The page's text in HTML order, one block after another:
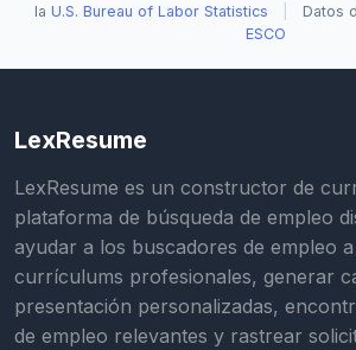
la U.S. Bureau of Labor Statistics
Datos
ESCO
LexResume
LexResume es un constructor de
plataforma de búsqueda de empleo
ayudar a los buscadores de empleo
currículums profesionales, generar
presentación personalizadas,
de empleo relevantes y rastrear